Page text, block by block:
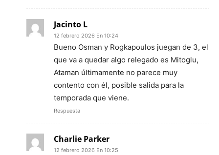
Jacinto L
12 febrero 2026 En 10:24
Bueno Osman y Rogkapoulos juegan de 3, el
que va a quedar algo relegado es Mitoglu,
Ataman últimamente no parece muy
contento con él, posible salida para la
temporada que viene.
Respuesta
Charlie Parker
12 febrero 2026 En 10:25